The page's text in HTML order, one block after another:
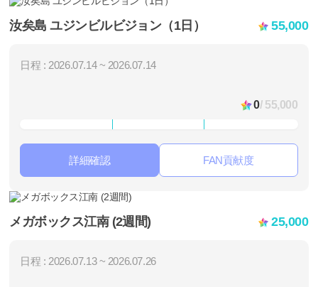
汝矣島 ユジンビルビジョン（1日） 55,000
日程 : 2026.07.14 ~ 2026.07.14
0/ 55,000
詳細確認 FAN貢献度
メガボックス江南 (2週間) 25,000
日程 : 2026.07.13 ~ 2026.07.26